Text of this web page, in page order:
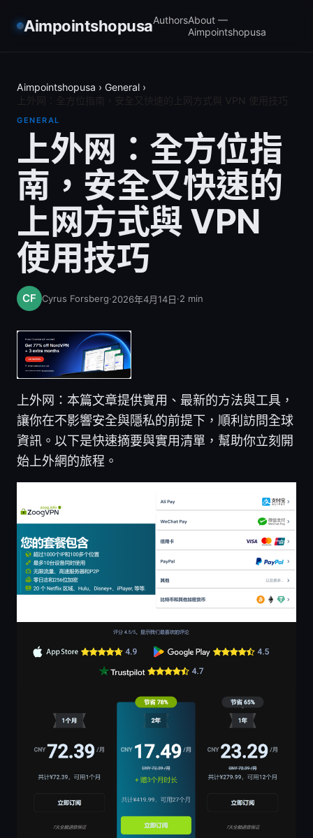
AimpointshopusaAuthorsAbout —
Aimpointshopusa
Aimpointshopusa › General ›
GENERAL
上外网：全方位指
南，安全又快速的
上网方式與 VPN
使用技巧
Cyrus Forsberg·2026年4月14日·2 min
上外网：本篇文章提供實用、最新的方法與工具，
讓你在不影響安全與隱私的前提下，順利訪問全球
資訊。以下是快速摘要與實用清單，幫助你立刻開
始上外網的旅程。